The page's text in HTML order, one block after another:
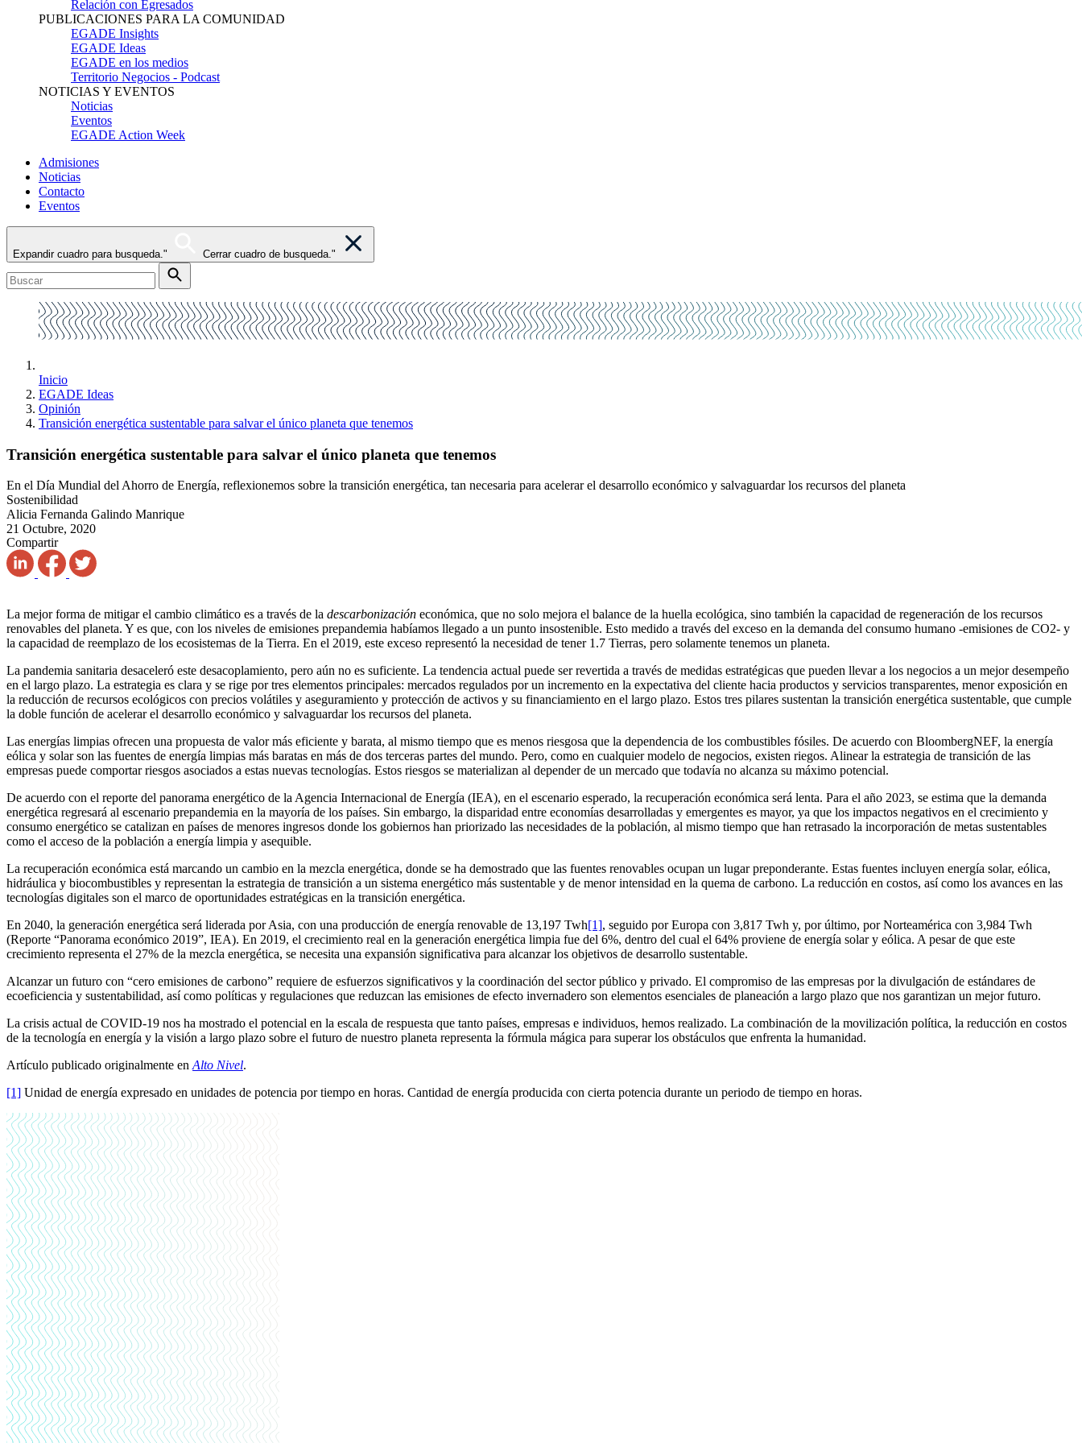
Relación con Egresados
PUBLICACIONES PARA LA COMUNIDAD
EGADE Insights
EGADE Ideas
EGADE en los medios
Territorio Negocios - Podcast
NOTICIAS Y EVENTOS
Noticias
Eventos
EGADE Action Week
Admisiones
Noticias
Contacto
Eventos
Expandir cuadro para busqueda." Cerrar cuadro de busqueda."
Inicio
EGADE Ideas
Opinión
Transición energética sustentable para salvar el único planeta que tenemos
Transición energética sustentable para salvar el único planeta que tenemos
En el Día Mundial del Ahorro de Energía, reflexionemos sobre la transición energética, tan necesaria para acelerar el desarrollo económico y salvaguardar los recursos del planeta
Sostenibilidad
Alicia Fernanda Galindo Manrique
21 Octubre, 2020
Compartir
La mejor forma de mitigar el cambio climático es a través de la descarbonización económica, que no solo mejora el balance de la huella ecológica, sino también la capacidad de regeneración de los recursos
renovables del planeta. Y es que, con los niveles de emisiones prepandemia habíamos llegado a un punto insostenible. Esto medido a través del exceso en la demanda del consumo humano -emisiones de CO2- y
la capacidad de reemplazo de los ecosistemas de la Tierra. En el 2019, este exceso representó la necesidad de tener 1.7 Tierras, pero solamente tenemos un planeta.
La pandemia sanitaria desaceleró este desacoplamiento, pero aún no es suficiente. La tendencia actual puede ser revertida a través de medidas estratégicas que pueden llevar a los negocios a un mejor desempeño
en el largo plazo. La estrategia es clara y se rige por tres elementos principales: mercados regulados por un incremento en la expectativa del cliente hacia productos y servicios transparentes, menor exposición en
la reducción de recursos ecológicos con precios volátiles y aseguramiento y protección de activos y su financiamiento en el largo plazo. Estos tres pilares sustentan la transición energética sustentable, que cumple
la doble función de acelerar el desarrollo económico y salvaguardar los recursos del planeta.
Las energías limpias ofrecen una propuesta de valor más eficiente y barata, al mismo tiempo que es menos riesgosa que la dependencia de los combustibles fósiles. De acuerdo con BloombergNEF, la energía
eólica y solar son las fuentes de energía limpias más baratas en más de dos terceras partes del mundo. Pero, como en cualquier modelo de negocios, existen riegos. Alinear la estrategia de transición de las
empresas puede comportar riesgos asociados a estas nuevas tecnologías. Estos riesgos se materializan al depender de un mercado que todavía no alcanza su máximo potencial.
De acuerdo con el reporte del panorama energético de la Agencia Internacional de Energía (IEA), en el escenario esperado, la recuperación económica será lenta. Para el año 2023, se estima que la demanda
energética regresará al escenario prepandemia en la mayoría de los países. Sin embargo, la disparidad entre economías desarrolladas y emergentes es mayor, ya que los impactos negativos en el crecimiento y
consumo energético se catalizan en países de menores ingresos donde los gobiernos han priorizado las necesidades de la población, al mismo tiempo que han retrasado la incorporación de metas sustentables
como el acceso de la población a energía limpia y asequible.
La recuperación económica está marcando un cambio en la mezcla energética, donde se ha demostrado que las fuentes renovables ocupan un lugar preponderante. Estas fuentes incluyen energía solar, eólica,
hidráulica y biocombustibles y representan la estrategia de transición a un sistema energético más sustentable y de menor intensidad en la quema de carbono. La reducción en costos, así como los avances en las
tecnologías digitales son el marco de oportunidades estratégicas en la transición energética.
En 2040, la generación energética será liderada por Asia, con una producción de energía renovable de 13,197 Twh[1], seguido por Europa con 3,817 Twh y, por último, por Norteamérica con 3,984 Twh
(Reporte “Panorama económico 2019”, IEA). En 2019, el crecimiento real en la generación energética limpia fue del 6%, dentro del cual el 64% proviene de energía solar y eólica. A pesar de que este
crecimiento representa el 27% de la mezcla energética, se necesita una expansión significativa para alcanzar los objetivos de desarrollo sustentable.
Alcanzar un futuro con “cero emisiones de carbono” requiere de esfuerzos significativos y la coordinación del sector público y privado. El compromiso de las empresas por la divulgación de estándares de
ecoeficiencia y sustentabilidad, así como políticas y regulaciones que reduzcan las emisiones de efecto invernadero son elementos esenciales de planeación a largo plazo que nos garantizan un mejor futuro.
La crisis actual de COVID-19 nos ha mostrado el potencial en la escala de respuesta que tanto países, empresas e individuos, hemos realizado. La combinación de la movilización política, la reducción en costos
de la tecnología en energía y la visión a largo plazo sobre el futuro de nuestro planeta representa la fórmula mágica para superar los obstáculos que enfrenta la humanidad.
Artículo publicado originalmente enAlto Nivel.
[1] Unidad de energía expresado en unidades de potencia por tiempo en horas. Cantidad de energía producida con cierta potencia durante un periodo de tiempo en horas.